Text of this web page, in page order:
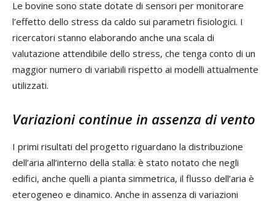
Le bovine sono state dotate di sensori per monitorare
l’effetto dello stress da caldo sui parametri fisiologici. I
ricercatori stanno elaborando anche una scala di
valutazione attendibile dello stress, che tenga conto di un
maggior numero di variabili rispetto ai modelli attualmente
utilizzati.
Variazioni continue in assenza di vento
I primi risultati del progetto riguardano la distribuzione
dell’aria all’interno della stalla: è stato notato che negli
edifici, anche quelli a pianta simmetrica, il flusso dell’aria è
eterogeneo e dinamico. Anche in assenza di variazioni